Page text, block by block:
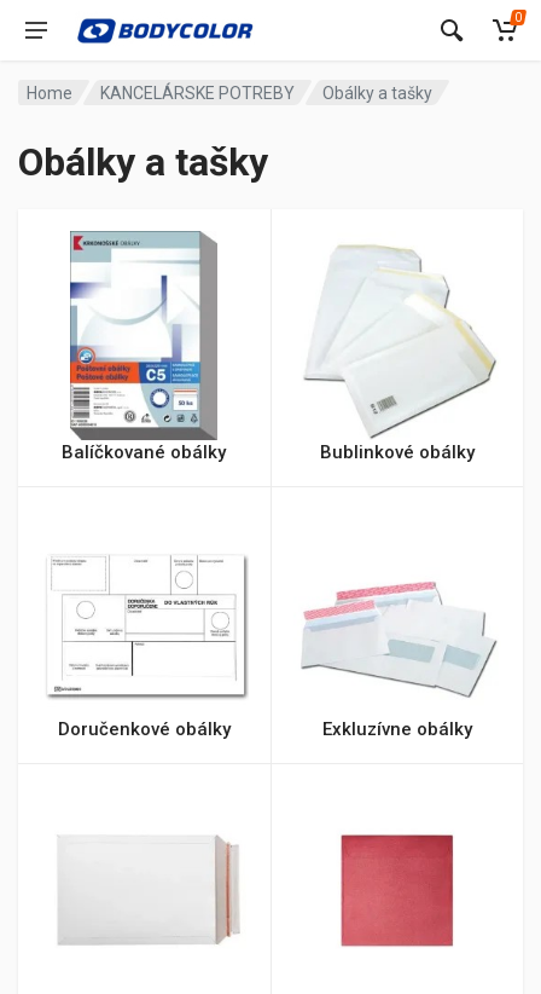
0
Home KANCELÁRSKE POTREBY Obálky a tašky
Obálky a tašky
Balíčkované obálky Bublinkové obálky
Doručenkové obálky Exkluzívne obálky